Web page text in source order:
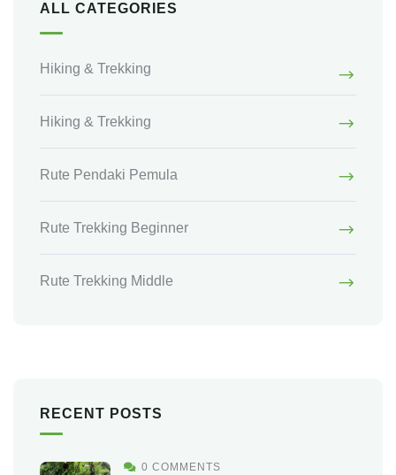
ALL CATEGORIES
Hiking & Trekking
Hiking & Trekking
Rute Pendaki Pemula
Rute Trekking Beginner
Rute Trekking Middle
RECENT POSTS
0 COMMENTS